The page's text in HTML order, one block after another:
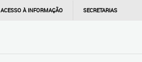
ACESSO À INFORMAÇÃO SECRETARIAS